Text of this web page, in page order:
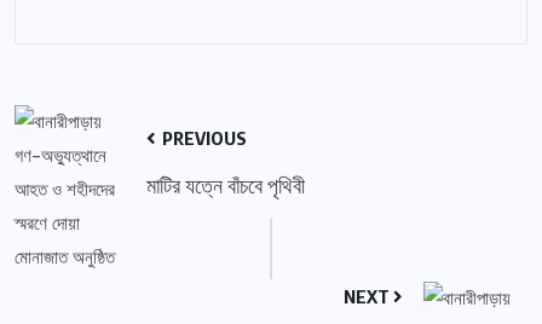
PREVIOUS
মাটির যত্নে বাঁচবে পৃথিবী
NEXT